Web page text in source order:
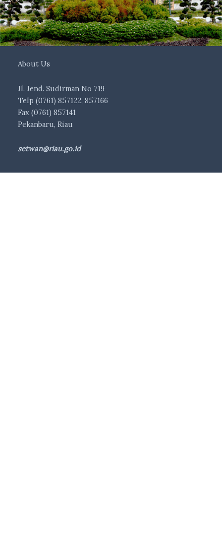
About Us
Jl. Jend. Sudirman No 719
Telp (0761) 857122, 857166
Fax (0761) 857141
Pekanbaru, Riau
setwan@riau.go.id